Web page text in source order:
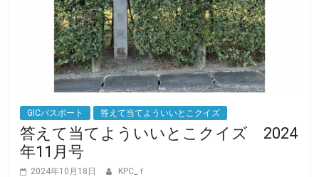
GICパスポート 答えて当てよういいとこクイズ
答えて当てよういいとこクイズ 2024
年11月号
2024年10月18日 KPC_ｆ